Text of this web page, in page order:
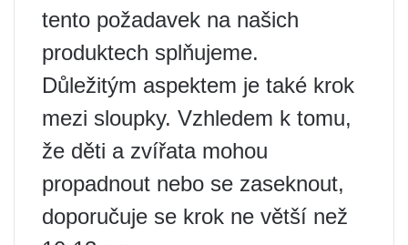
tento požadavek na našich
produktech splňujeme.
Důležitým aspektem je také krok
mezi sloupky. Vzhledem k tomu,
že děti a zvířata mohou
propadnout nebo se zaseknout,
doporučuje se krok ne větší než